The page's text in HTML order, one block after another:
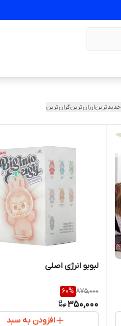
جدیدترینارزان‌ترینگران‌ترین
لبوبو انرژی اصلی
875,000
60%
350,000
افزودن به سبد